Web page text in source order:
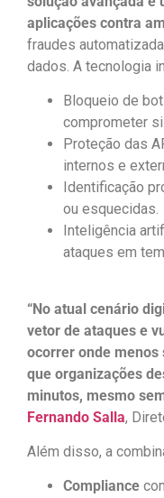
aplicações contra
fraudes
dados. A tecnologia
Bloqueio de
comprometer
Proteção das
internos e
Identificação
ou esquecidas.
Inteligência
ataques em
“No atual cenário
vetor de ataques e
ocorrer onde menos
que organizações
minutos, mesmo
Fernando Salla,
Além disso, a
Compliance